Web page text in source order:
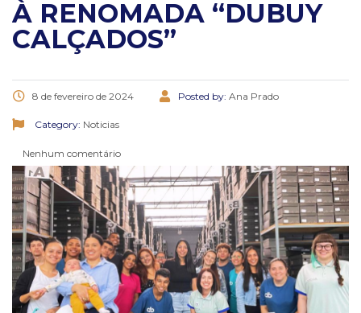
À RENOMADA “DUBUY
CALÇADOS”
8 de fevereiro de 2024 Posted by: Ana Prado
Category: Noticias
Nenhum comentário